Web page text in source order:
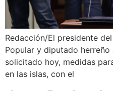
Redacción/El presidente
Popular y diputado herreño
solicitado hoy, medidas
en las islas, con el